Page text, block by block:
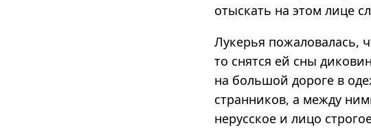
отыскать на этом лице
Лукерья пожаловалась,
то снятся ей сны
на большой дороге в
странников, а между
нерусское и лицо